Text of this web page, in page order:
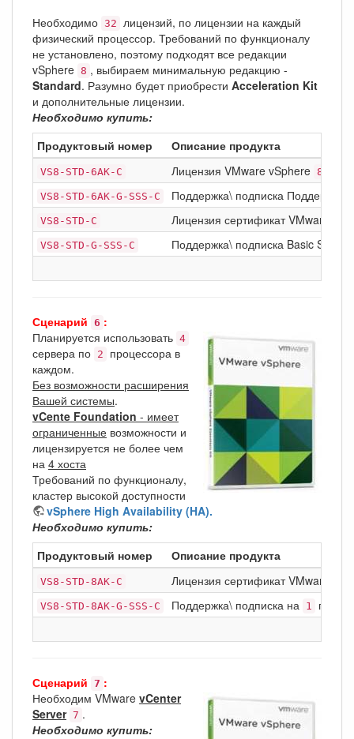
Необходимо 32 лицензий, по лицензии на каждый
физический процессор. Требований по функционалу
не установлено, поэтому подходят все редакции
vSphere 8 , выбираем минимальную редакцию -
Standard. Разумно будет приобрести Acceleration Kit
и дополнительные лицензии.
Необходимо купить:
Продуктовый номер
Описание продукта
VS8-STD-6AK-C Лицензия VMware vSphere 8
VS8-STD-6AK-G-SSS-C Поддержка\ подписка
VS8-STD-C Лицензия сертификат VMware
VS8-STD-G-SSS-C Поддержка\ подписка Basic
Сценарий 6 :
Планируется использовать 4
сервера по 2
процессора в
каждом.
Без возможности расширения
Вашей системы.
vCente Foundation - имеет
ограниченные возможности и
лицензируется не более чем
на 4 хоста
Требований по функционалу,
кластер высокой доступности
vSphere High Availability (HA).
Необходимо купить:
Продуктовый номер
Описание продукта
VS8-STD-8AK-C Лицензия сертификат VMware
VS8-STD-8AK-G-SSS-C Поддержка\ подписка на 1 год
Сценарий 7 :
Необходим VMware vCenter
Server 7 .
Необходимо купить: